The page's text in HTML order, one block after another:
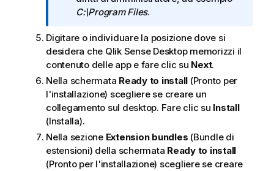
e
i
m
e
n
t
o
a
n
f
o
r
m
a
t
i
c
a
C:\Program Files.
Digitare o individuare la posizione dove si
desidera che Qlik Sense Desktopmemorizzi il
contenuto delle app e fare clic su Next.
Nella schermata Ready to install (Pronto per
l'installazione) scegliere se creare un
collegamento sul desktop. Fare clic su Install
(Installa).
Nella sezione Extension bundles (Bundle di
estensioni) della schermata Ready to install
(Pronto per l'installazione) scegliere se creare